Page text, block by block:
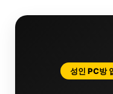
성인 PC방